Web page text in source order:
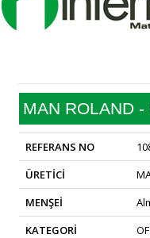
MAN ROLAND
REFERANS NO
ÜRETİCİ
MENŞEİ
KATEGORİ